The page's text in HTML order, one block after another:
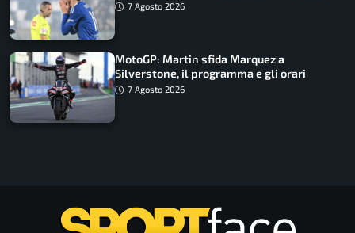
7 Agosto 2026
MotoGP: Martin sfida Marquez a
Silverstone, il programma e gli orari
7 Agosto 2026